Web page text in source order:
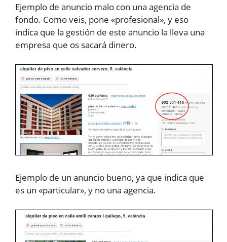
Ejemplo de anuncio malo con una agencia de
fondo. Como veis, pone «profesional», y eso
indica que la gestión de este anuncio la lleva una
empresa que os sacará dinero.
Ejemplo de un anuncio bueno, ya que indica que
es un «particular», y no una agencia.